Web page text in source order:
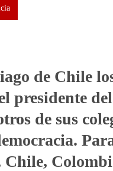
de Chile
presidente
de sus
Chile,